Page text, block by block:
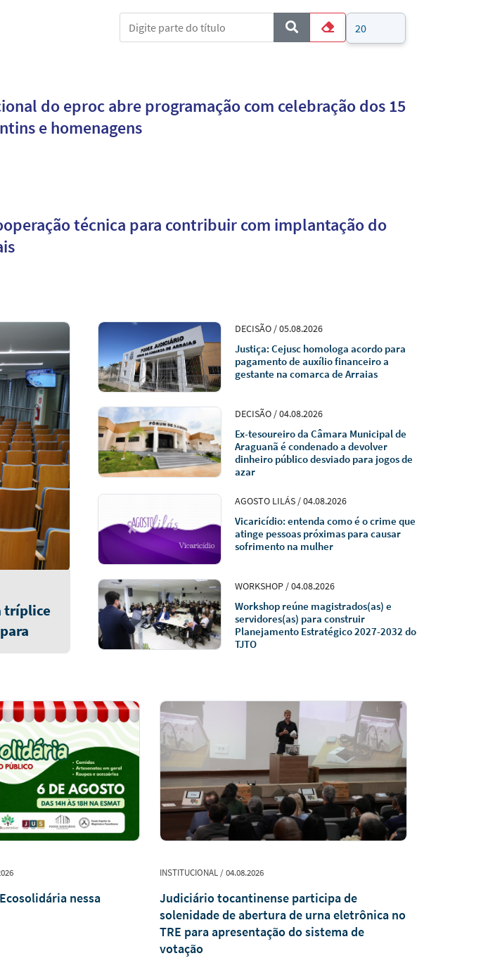
Digite parte do título
COM_CONTENT_FORM_FILTER_SUBMIT
Limpar
Mostrar #
do eproc abre programação com celebração dos 15
e homenagens
técnica para contribuir com implantação do
tríplice
DECISÃO / 05.08.2026
Justiça: Cejusc homologa acordo para
pagamento de auxílio financeiro a
gestante na comarca de Arraias
DECISÃO / 04.08.2026
Ex-tesoureiro da Câmara Municipal de
Araguanã é condenado a devolver
dinheiro público desviado para jogos de
azar
AGOSTO LILÁS / 04.08.2026
Vicaricídio: entenda como é o crime que
atinge pessoas próximas para causar
sofrimento na mulher
WORKSHOP / 04.08.2026
Workshop reúne magistrados(as) e
servidores(as) para construir
Planejamento Estratégico 2027-2032 do
TJTO
nessa
INSTITUCIONAL / 04.08.2026
Judiciário tocantinense participa de
solenidade de abertura de urna eletrônica no
TRE para apresentação do sistema de
votação